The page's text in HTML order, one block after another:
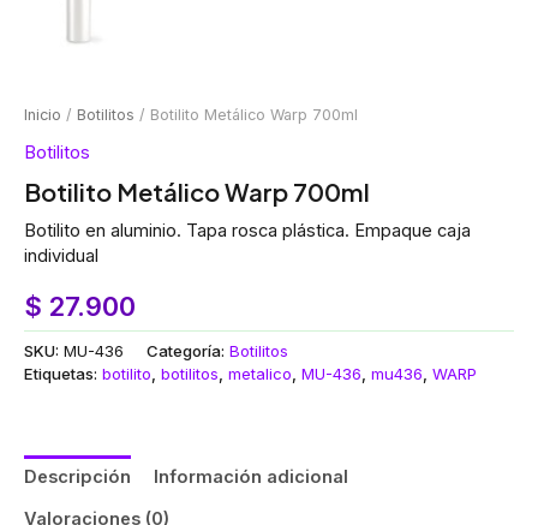
Inicio / Botilitos / Botilito Metálico Warp 700ml
Botilitos
Botilito Metálico Warp 700ml
Botilito en aluminio. Tapa rosca plástica. Empaque caja
individual
$ 27.900
SKU: MU-436 Categoría: Botilitos
Etiquetas: botilito botilitos metalico MU-436 mu436 WARP
Descripción
Información adicional
Valoraciones (0)